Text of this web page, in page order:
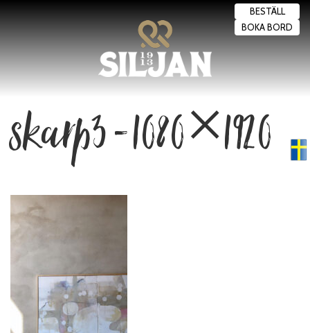
BESTÄLL
BOKA BORD
skarp3-1080×1920 Swedish